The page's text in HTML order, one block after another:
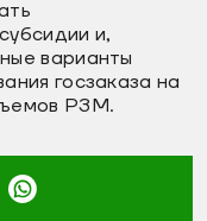
и,
варианты
госзаказа на
РЗМ.